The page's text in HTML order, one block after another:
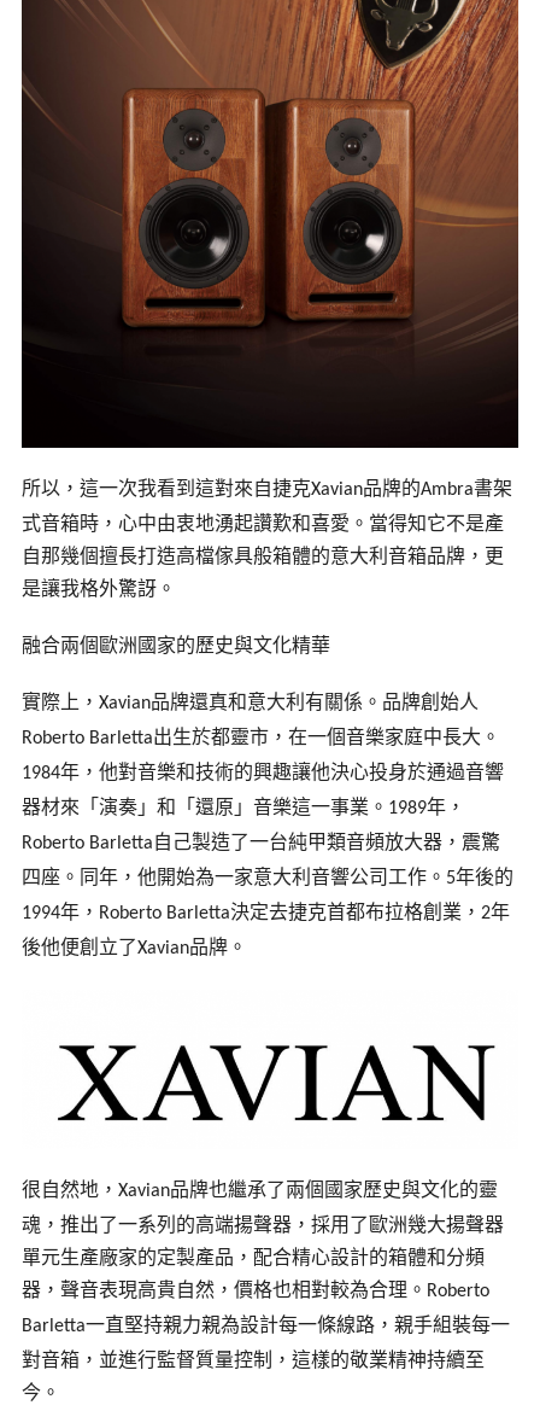
所以，這一次我看到這對來自捷克Xavian品牌的Ambra書架
式音箱時，心中由衷地湧起讚歎和喜愛。當得知它不是產
自那幾個擅長打造高檔傢具般箱體的意大利音箱品牌，更
是讓我格外驚訝。
融合兩個歐洲國家的歷史與文化精華
實際上， Xavian品牌還真和意大利有關係。品牌創始人
Roberto Barletta出生於都靈市，在一個音樂家庭中長大。
1984年，他對音樂和技術的興趣讓他決心投身於通過音響
器材來「演奏」和「還原」音樂這一事業。 1989年，
Roberto Barletta自己製造了一台純甲類音頻放大器，震驚
四座。同年，他開始為一家意大利音響公司工作。 5年後的
1994年， Roberto Barletta決定去捷克首都布拉格創業， 2年
後他便創立了Xavian品牌。
很自然地， Xavian品牌也繼承了兩個國家歷史與文化的靈
魂，推出了一系列的高端揚聲器，採用了歐洲幾大揚聲器
單元生產廠家的定製產品，配合精心設計的箱體和分頻
器，聲音表現高貴自然，價格也相對較為合理。 Roberto
Barletta一直堅持親力親為設計每一條線路，親手組裝每一
對音箱，並進行監督質量控制，這樣的敬業精神持續至
今。